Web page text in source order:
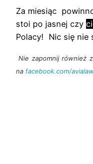
Za miesiąc
stoi po jasnej czy
Polacy! Nic się nie
Nie zapomnij również
na facebook.com/